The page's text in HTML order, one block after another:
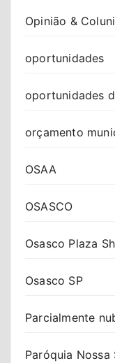
Opinião &
oportunidades
oportunidades
orçamento
OSAA
OSASCO
Osasco Plaza
Osasco SP
Parcialmente
Paróquia Nossa